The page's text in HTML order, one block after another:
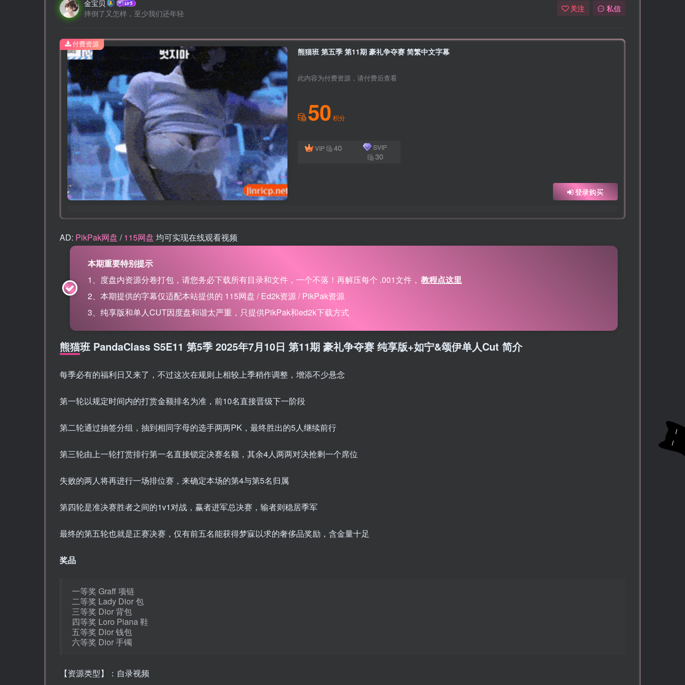
金宝贝
摔倒了又怎样，至少我们还年轻
关注 私信
熊猫班 第五季 第11期 豪礼争夺赛 简繁中文字幕
此内容为付费资源，请付费后查看
50 积分
VIP 40 SVIP
30
登录购买
付费资源
AD: PikPak网盘 /115网盘 均可实现在线观看视频
本期重要特别提示
1、度盘内资源分卷打包，请您务必下载所有目录和文件，一个不落！再解压每个 .001文件， 教程点这里
2、本期提供的字幕仅适配本站提供的 115网盘 / Ed2k资源 / PikPak资源
3、纯享版和单人CUT因度盘和谐太严重，只提供PikPak和ed2k下载方式
熊猫班 PandaClass S5E11 第5季 2025年7月10日 第11期 豪礼争夺赛 纯享版+如宁&颂伊单人Cut 简介
每季必有的福利日又来了，不过这次在规则上相较上季稍作调整，增添不少悬念
第一轮以规定时间内的打赏金额排名为准，前10名直接晋级下一阶段
第二轮通过抽签分组，抽到相同字母的选手两两PK，最终胜出的5人继续前行
第三轮由上一轮打赏排行第一名直接锁定决赛名额，其余4人两两对决抢剩一个席位
失败的两人将再进行一场排位赛，来确定本场的第4与第5名归属
第四轮是准决赛胜者之间的1v1对战，赢者进军总决赛，输者则稳居季军
最终的第五轮也就是正赛决赛，仅有前五名能获得梦寐以求的奢侈品奖励，含金量十足
奖品
一等奖 Graff 项链
二等奖 Lady Dior 包
三等奖 Dior 背包
四等奖 Loro Piana 鞋
五等奖 Dior 钱包
六等奖 Dior 手镯
【资源类型】：自录视频